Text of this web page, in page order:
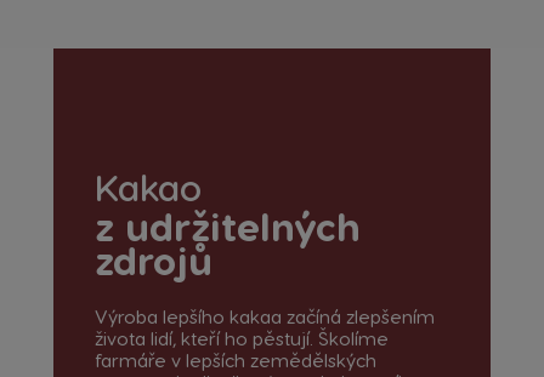
Kakao
z udržitelných
zdrojů
Výroba lepšího kakaa začíná zlepšením
života lidí, kteří ho pěstují. Školíme
farmáře v lepších zemědělských